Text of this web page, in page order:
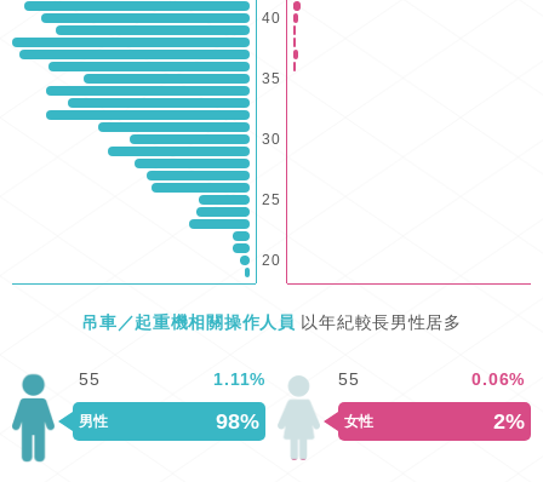
40
35
30
25
20
吊車／起重機相關操作人員 以年紀較長男性居多
男性 98%
55 1.11%
女性 2%
55 0.06%